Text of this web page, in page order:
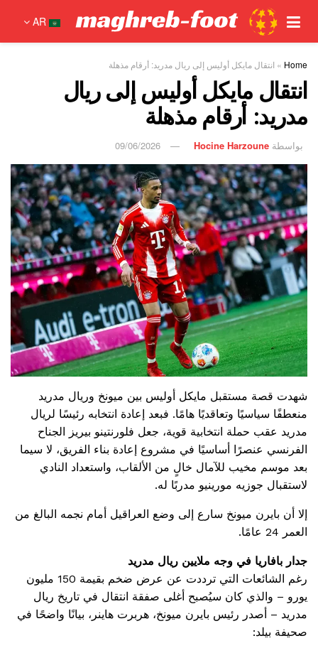
AR
Home
» انتقال مايكل أوليس إلى ريال مدريد: أرقام مذهلة
انتقال مايكل أوليس إلى ريال
مدريد: أرقام مذهلة
بواسطة Hocine Harzoune
09/06/2026
شهدت قصة مستقبل مايكل أوليس بين ميونخ وريال مدريد
منعطفًا سياسيًا وتعاقديًا هامًا. فبعد إعادة انتخابه رئيسًا لريال
مدريد عقب حملة انتخابية قوية، جعل فلورنتينو بيريز الجناح
الفرنسي عنصرًا أساسيًا في مشروع إعادة بناء الفريق، لا سيما
بعد موسم مخيب للآمال خالٍ من الألقاب، واستعداد النادي
لاستقبال جوزيه مورينيو مدربًا له.
إلا أن بايرن ميونخ سارع إلى وضع العراقيل أمام نجمه البالغ من
العمر 24 عامًا.
جدار بافاريا في وجه ملايين ريال مدريد
رغم الشائعات التي ترددت عن عرض ضخم بقيمة 150 مليون
يورو – والذي كان سيُصبح أغلى صفقة انتقال في تاريخ ريال
مدريد – أصدر رئيس بايرن ميونخ، هربرت هاينر، بيانًا واضحًا في
صحيفة بيلد: